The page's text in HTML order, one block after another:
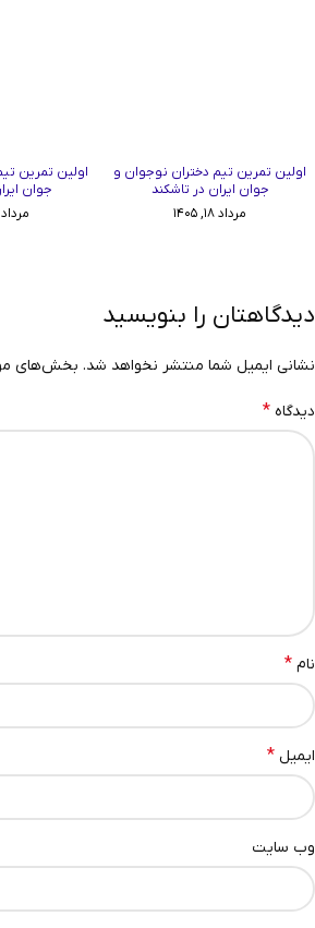
اولین تمرین تیم دختران نوجوان و
جوان ایران در تاشکند
مرداد ۱۸, ۱۴۰۵
اولین تمرین
جوان
مرداد ۱۸, ۱۴۰۵
دیدگاهتان را بنویسید
نشانی ایمیل شما منتشر نخواهد شد. بخش‌های
دیدگاه *
نام *
ایمیل *
وب‌ سایت